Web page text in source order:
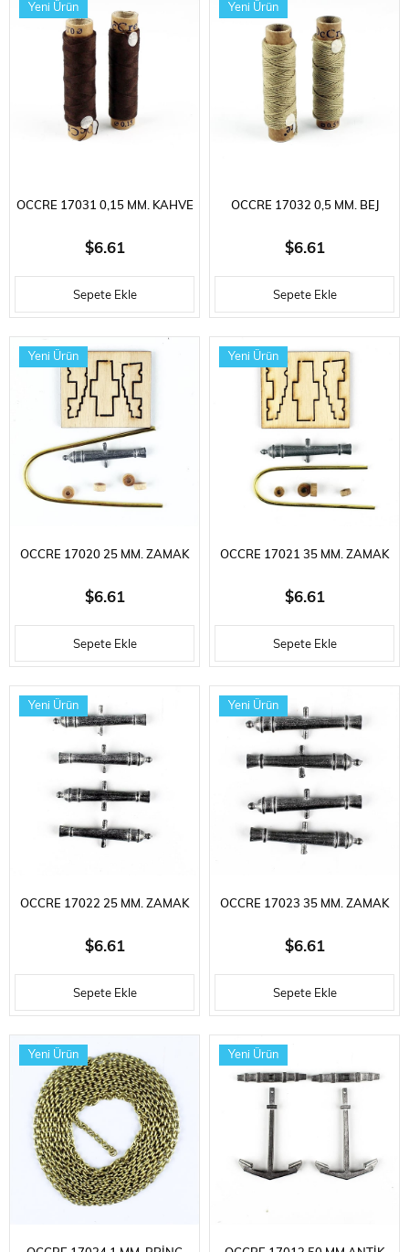
OCCRE 17031 0,15 MM. KAHVE
RENKLI PAMUK İPLIK, 2
MAKARA
$6.61
Sepete Ekle
Yeni Ürün
OCCRE 17032 0,5 MM. BEJ
RENKLI PAMUK İPLIK, 2
MAKARA
$6.61
Sepete Ekle
Yeni Ürün
OCCRE 17020 25 MM. ZAMAK
TOP VE AHŞAP ARABASI
$6.61
Sepete Ekle
Yeni Ürün
OCCRE 17021 35 MM. ZAMAK
TOP VE AHŞAP ARABASI
$6.61
Sepete Ekle
Yeni Ürün
OCCRE 17022 25 MM. ZAMAK
TOP, 4 ADET
$6.61
Sepete Ekle
Yeni Ürün
OCCRE 17023 35 MM. ZAMAK
TOP, 4 ADET
$6.61
Sepete Ekle
Yeni Ürün
Yeni Ürün Yeni Ürün